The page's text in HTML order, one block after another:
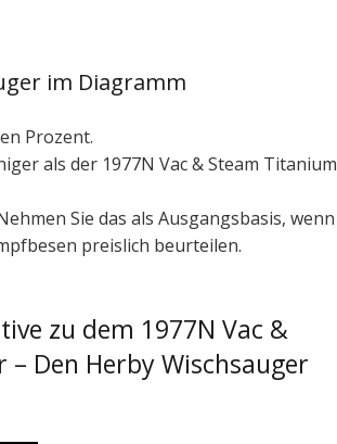
im Diagramm
Prozent.
als der 1977N Vac & Steam Titanium
Sie das als Ausgangsbasis, wenn
preislich beurteilen.
zu dem 1977N Vac &
Den Herby Wischsauger